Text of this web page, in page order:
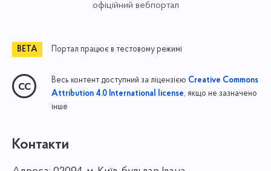
офіційний вебпортал
Портал працює в тестовому режимі
Весь контент доступний за ліцензією Creative Commons
Attribution 4.0 International license, якщо не зазначено
інше
Контакти